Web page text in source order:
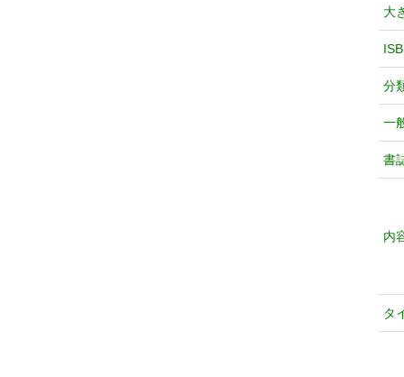
大
分
一
書
内
タ